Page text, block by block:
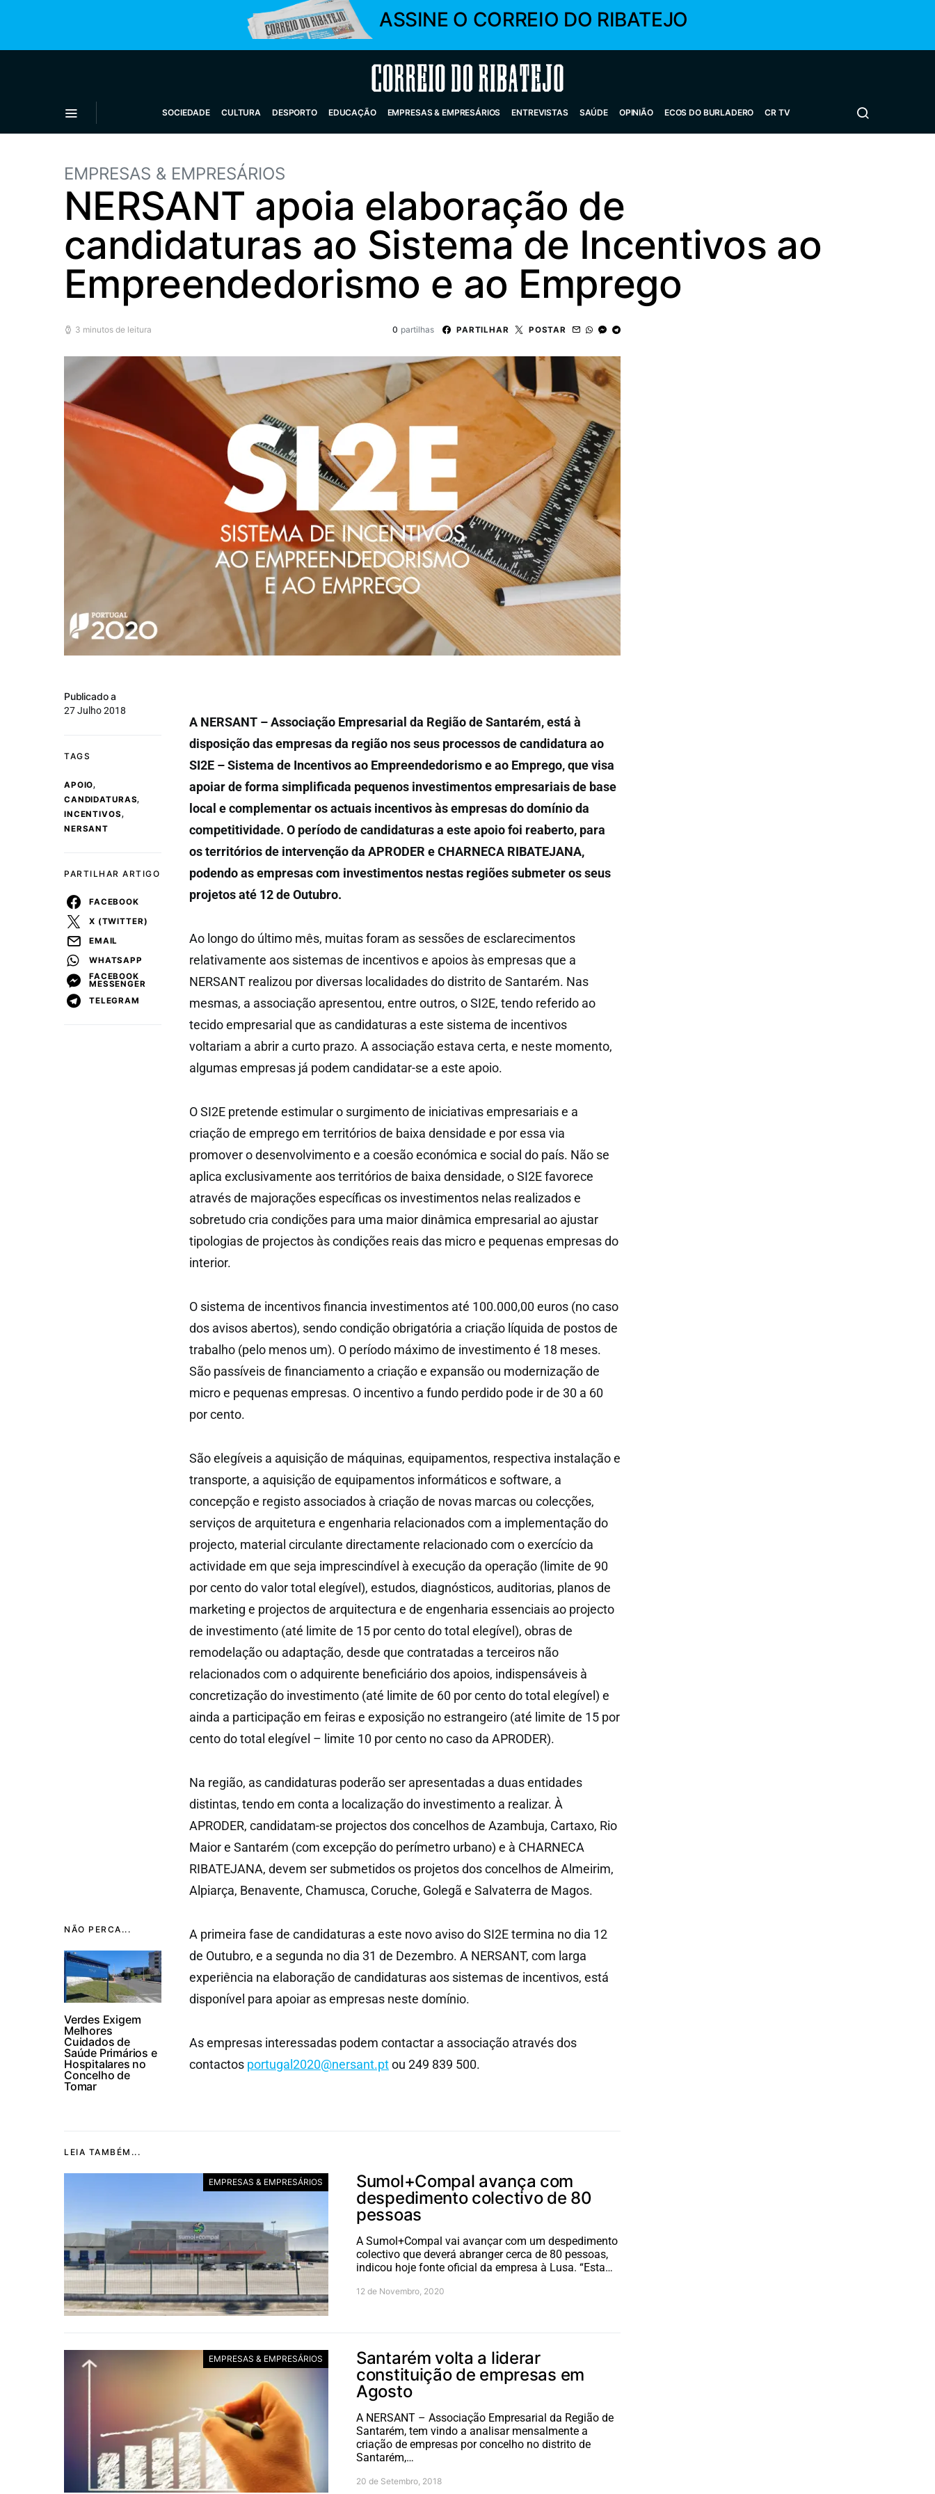
ASSINE O CORREIO DO RIBATEJO
Correio do Ribatejo
SOCIEDADE CULTURA DESPORTO EDUCAÇÃO EMPRESAS & EMPRESÁRIOS ENTREVISTAS SAÚDE OPINIÃO ECOS DO BURLADERO CR TV
EMPRESAS & EMPRESÁRIOS
NERSANT apoia elaboração de
candidaturas ao Sistema de Incentivos ao
Empreendedorismo e ao Emprego
3 minutos de leitura 0 partilhas PARTILHAR POSTAR
NÃO PERCA...
Verdes Exigem
Melhores
Cuidados de
Saúde Primários e
Hospitalares no
Concelho de
Tomar
Publicado a
27 Julho 2018
TAGS
APOIO,
CANDIDATURAS,
INCENTIVOS,
NERSANT
PARTILHAR ARTIGO
FACEBOOK
X (TWITTER)
EMAIL
WHATSAPP
FACEBOOK
MESSENGER
TELEGRAM
A NERSANT – Associação Empresarial da Região de Santarém, está à
disposição das empresas da região nos seus processos de candidatura ao
SI2E – Sistema de Incentivos ao Empreendedorismo e ao Emprego, que visa
apoiar de forma simplificada pequenos investimentos empresariais de base
local e complementar os actuais incentivos às empresas do domínio da
competitividade. O período de candidaturas a este apoio foi reaberto, para
os territórios de intervenção da APRODER e CHARNECA RIBATEJANA,
podendo as empresas com investimentos nestas regiões submeter os seus
projetos até 12 de Outubro.
Ao longo do último mês, muitas foram as sessões de esclarecimentos
relativamente aos sistemas de incentivos e apoios às empresas que a
NERSANT realizou por diversas localidades do distrito de Santarém. Nas
mesmas, a associação apresentou, entre outros, o SI2E, tendo referido ao
tecido empresarial que as candidaturas a este sistema de incentivos
voltariam a abrir a curto prazo. A associação estava certa, e neste momento,
algumas empresas já podem candidatar-se a este apoio.
O SI2E pretende estimular o surgimento de iniciativas empresariais e a
criação de emprego em territórios de baixa densidade e por essa via
promover o desenvolvimento e a coesão económica e social do país. Não se
aplica exclusivamente aos territórios de baixa densidade, o SI2E favorece
através de majorações específicas os investimentos nelas realizados e
sobretudo cria condições para uma maior dinâmica empresarial ao ajustar
tipologias de projectos às condições reais das micro e pequenas empresas do
interior.
O sistema de incentivos financia investimentos até 100.000,00 euros (no caso
dos avisos abertos), sendo condição obrigatória a criação líquida de postos de
trabalho (pelo menos um). O período máximo de investimento é 18 meses.
São passíveis de financiamento a criação e expansão ou modernização de
micro e pequenas empresas. O incentivo a fundo perdido pode ir de 30 a 60
por cento.
São elegíveis a aquisição de máquinas, equipamentos, respectiva instalação e
transporte, a aquisição de equipamentos informáticos e software, a
concepção e registo associados à criação de novas marcas ou colecções,
serviços de arquitetura e engenharia relacionados com a implementação do
projecto, material circulante directamente relacionado com o exercício da
actividade em que seja imprescindível à execução da operação (limite de 90
por cento do valor total elegível), estudos, diagnósticos, auditorias, planos de
marketing e projectos de arquitectura e de engenharia essenciais ao projecto
de investimento (até limite de 15 por cento do total elegível), obras de
remodelação ou adaptação, desde que contratadas a terceiros não
relacionados com o adquirente beneficiário dos apoios, indispensáveis à
concretização do investimento (até limite de 60 por cento do total elegível) e
ainda a participação em feiras e exposição no estrangeiro (até limite de 15 por
cento do total elegível – limite 10 por cento no caso da APRODER).
Na região, as candidaturas poderão ser apresentadas a duas entidades
distintas, tendo em conta a localização do investimento a realizar. À
APRODER, candidatam-se projectos dos concelhos de Azambuja, Cartaxo, Rio
Maior e Santarém (com excepção do perímetro urbano) e à CHARNECA
RIBATEJANA, devem ser submetidos os projetos dos concelhos de Almeirim,
Alpiarça, Benavente, Chamusca, Coruche, Golegã e Salvaterra de Magos.
A primeira fase de candidaturas a este novo aviso do SI2E termina no dia 12
de Outubro, e a segunda no dia 31 de Dezembro. A NERSANT, com larga
experiência na elaboração de candidaturas aos sistemas de incentivos, está
disponível para apoiar as empresas neste domínio.
As empresas interessadas podem contactar a associação através dos
contactos portugal2020@nersant.ptou 249 839 500.
LEIA TAMBÉM...
EMPRESAS & EMPRESÁRIOS
Sumol+Compal avança com
despedimento colectivo de 80
pessoas
A Sumol+Compal vai avançar com um despedimento
colectivo que deverá abranger cerca de 80 pessoas,
indicou hoje fonte oficial da empresa à Lusa. “Esta…
12 de Novembro, 2020
EMPRESAS & EMPRESÁRIOS
Santarém volta a liderar
constituição de empresas em
Agosto
A NERSANT – Associação Empresarial da Região de
Santarém, tem vindo a analisar mensalmente a
criação de empresas por concelho no distrito de
Santarém,…
20 de Setembro, 2018